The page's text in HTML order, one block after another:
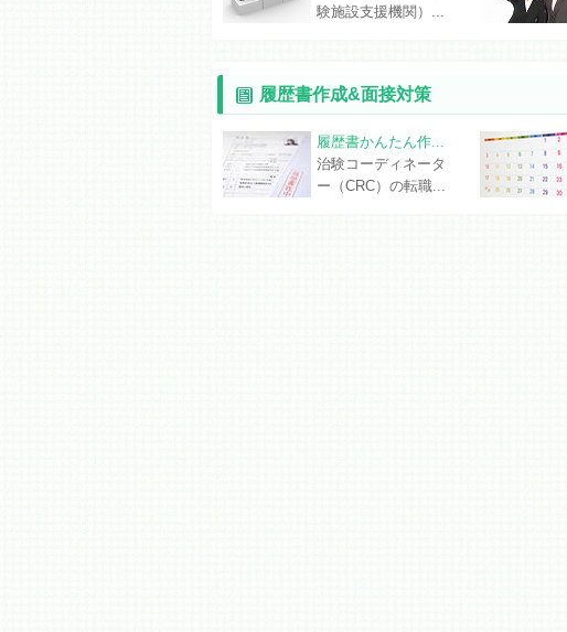
験施設支援機関）...
履歴書作成&面接対策
履歴書かんたん作...
治験コーディネータ
ー（CRC）の転職...